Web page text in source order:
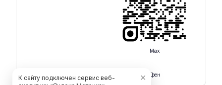
Max
Дзен
К сайту подключен сервис веб-
✕